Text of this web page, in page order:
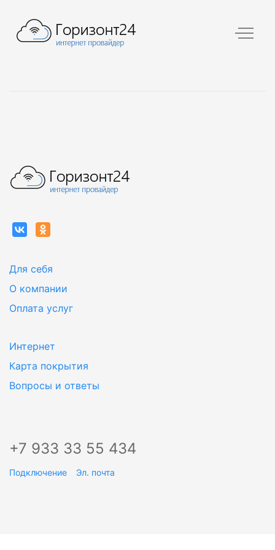
Для себя
О компании
Оплата услуг
Интернет
Карта покрытия
Вопросы и ответы
+7 933 33 55 434
Подключение Эл. почта